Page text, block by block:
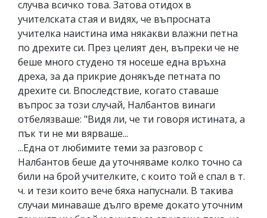
случва всичко това. Затова отидох в
учителската стая и видях, че въпросната
учителка наистина има някакви влажни петна
по дрехите си. През целият ден, въпреки че не
беше много студено тя носеше една връхна
дреха, за да прикрие донякъде петната по
дрехите си. Впоследствие, когато ставаше
въпрос за този случай, Налбантов винаги
отбелязваше: "Видя ли, че ти говоря истината, а
пък ти не ми вярваше...
...Една от любимите теми за разговор с
Налбантов беше да уточняваме колко точно са
били на брой учителките, с които той е спал в т.
ч. и тези които вече бяха напуснали. В такива
случаи минаваше дълго време докато уточним